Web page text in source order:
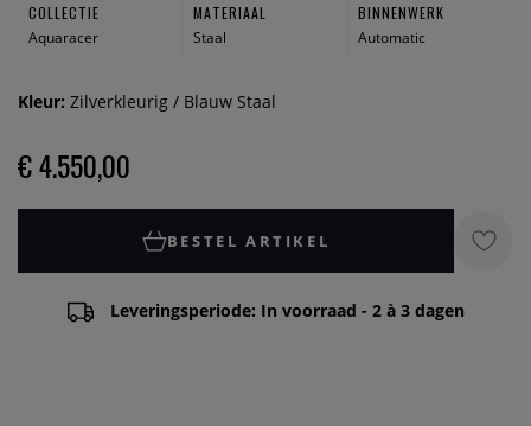
COLLECTIE
Aquaracer
MATERIAAL
Staal
BINNENWERK
Automatic
Kleur: Zilverkleurig / Blauw Staal
€ 4.550,00
BESTEL ARTIKEL
Leveringsperiode: In voorraad - 2 à 3 dagen